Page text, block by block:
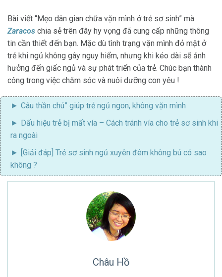
Bài viết “Mẹo dân gian chữa vặn mình ở trẻ sơ sinh” mà
Zaracos chia sẻ trên đây hy vọng đã cung cấp những thông
tin cần thiết đến bạn. Mặc dù tình trạng vặn mình đỏ mặt ở
trẻ khi ngủ không gây nguy hiểm, nhưng khi kéo dài sẽ ảnh
hưởng đến giấc ngủ và sự phát triển của trẻ. Chúc bạn thành
công trong việc chăm sóc và nuôi dưỡng con yêu !
Câu thần chú” giúp trẻ ngủ ngon, không vặn mình
Dấu hiệu trẻ bị mất vía – Cách tránh vía cho trẻ sơ sinh khi
ra ngoài
[Giải đáp] Trẻ sơ sinh ngủ xuyên đêm không bú có sao
không ?
Châu Hồ